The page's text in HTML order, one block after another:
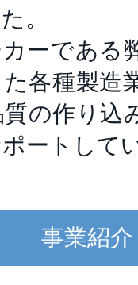
。
ーである
各種製造
の作り込
ートして
事業紹介